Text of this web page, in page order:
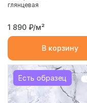
глянцевая
1 890 ₽/м²
В корзину
Есть образец